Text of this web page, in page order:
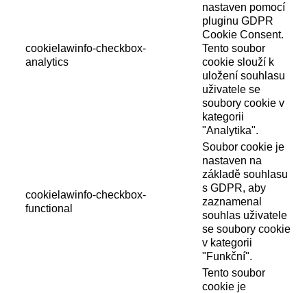
cookielawinfo-checkbox-
analytics
nastaven pomocí
pluginu GDPR
Cookie Consent.
Tento soubor
cookie slouží k
uložení souhlasu
uživatele se
soubory cookie v
kategorii
"Analytika".
cookielawinfo-checkbox-
functional
Soubor cookie je
nastaven na
základě souhlasu
s GDPR, aby
zaznamenal
souhlas uživatele
se soubory cookie
v kategorii
"Funkční".
Tento soubor
cookie je